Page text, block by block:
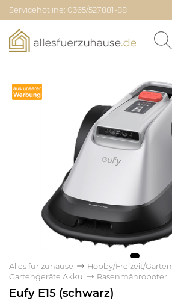
Servicehotline: 0365/527881-88
Alles für zuhause Hobby/Freizeit/Garten
Gartengeräte Akku
Rasenmähroboter
Eufy E15 (schwarz)